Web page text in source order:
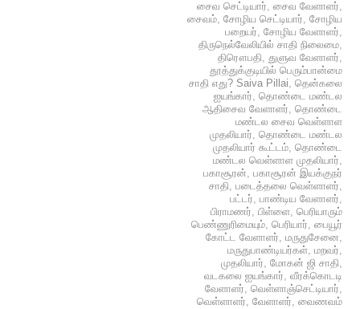
சைவ செட்டியார், சைவ வேளாளர்,
சைவம், சோழிய செட்டியார், சோழிய
பறையர், சோழிய வேளாளர்,
திருநெல்வேலியில் சாதி நிலைமை,
திரௌபதி, துளுவ வேளாளர்,
தூத்துக்குடியில் பெரும்பான்மை
சாதி எது? Saiva Pillai, தென்கலை
ஐயங்கார், தொண்டை மண்டல
ஆதிசைவ வேளாளர், தொண்டை
மண்டல சைவ வெள்ளாள
முதலியார், தொண்டை மண்டல
முதலியார் கூட்டம், தொண்டை
மண்டல வெள்ளாள முதலியார்,
பகாசூரன், பகாசூரன் இயக்குநர்
சாதி, படைத்தலை வெள்ளாளர்,
பட்டர், பாண்டிய வேளாளர்,
பிராமணர், பிள்ளை, பெரியாரும்
பெண்ணுரிமையும், பெரியார், பையூர்
கோட்ட வேளாளர், மருதுசேனை,
மருதுபாண்டியர்கள், மறவர்,
முதலியார், மோகன் ஜி சாதி,
வடகலை ஐயங்கார், வீரக்கொடடி
வேளாளர், வெள்ளாஞ்செட்டியார்,
வெள்ளாளர், வேளாளர், வைணவம்